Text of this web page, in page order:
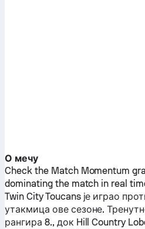
О мечу
Check the Match Momentum
dominating the match in real
Twin City Toucansје играо
утакмица ове сезоне.
рангира 8., док Hill Country